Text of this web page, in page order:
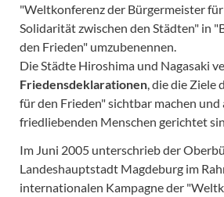
"Weltkonferenz der Bürgermeister
Solidarität zwischen den Städten" in
den Frieden" umzubenennen.
Die Städte Hiroshima und Nagasaki
Friedensdeklarationen , die die
für den Frieden" sichtbar machen und
friedliebenden Menschen gerichtet
Im Juni 2005 unterschrieb der
Landeshauptstadt Magdeburg im
internationalen Kampagne der